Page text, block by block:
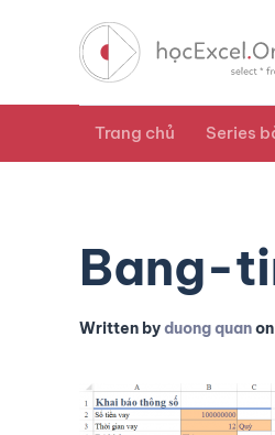
Trang chủ Series
Bang-
Written byduong quanon